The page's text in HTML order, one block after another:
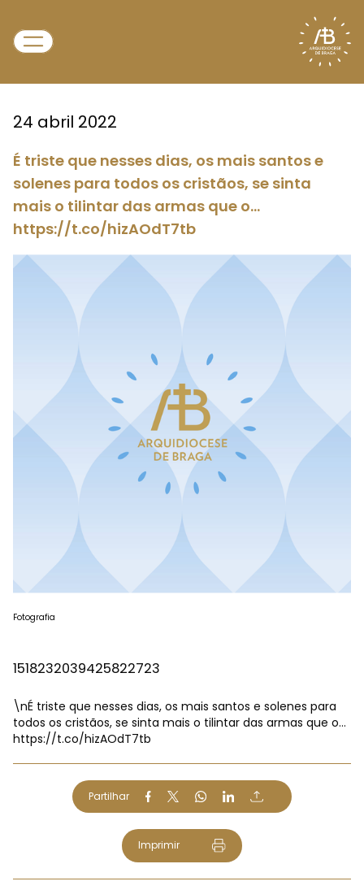
24 abril 2022
É triste que nesses dias, os mais santos e
solenes para todos os cristãos, se sinta
mais o tilintar das armas que o…
https://t.co/hizAOdT7tb
Fotografia
1518232039425822723
\nÉ triste que nesses dias, os mais santos e solenes para
todos os cristãos, se sinta mais o tilintar das armas que o…
https://t.co/hizAOdT7tb
Partilhar
Imprimir